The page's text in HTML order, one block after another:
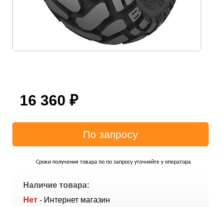
16 360 ₽
Сроки получения товара по по запросу уточняйте у оператора
Наличие товара:
Нет - Интернет магазин